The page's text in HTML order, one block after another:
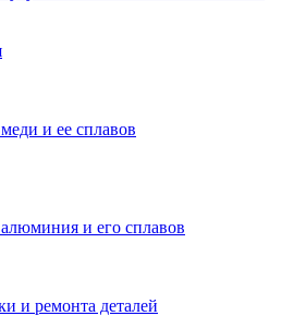
и ее сплавов
и его сплавов
и ремонта деталей